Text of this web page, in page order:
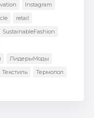
Instagram
retail
SustainableFashion
ЛидерыМоды
Текстиль
Термопол